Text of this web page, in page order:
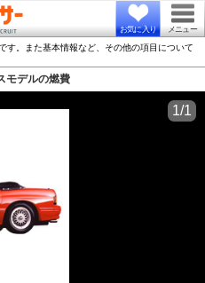
お気に入り メニュー
す。また基本情報など、その他の項目について
モデルの燃費
1/1